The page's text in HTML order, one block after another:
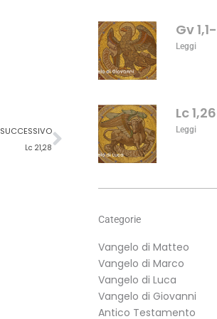
SUCCESSIVO
Lc 21,28
Successivo
Gv
Leggi
Lc
Leggi
Categorie
Vangelo di Matteo
Vangelo di Marco
Vangelo di Luca
Vangelo di Giovanni
Antico Testamento